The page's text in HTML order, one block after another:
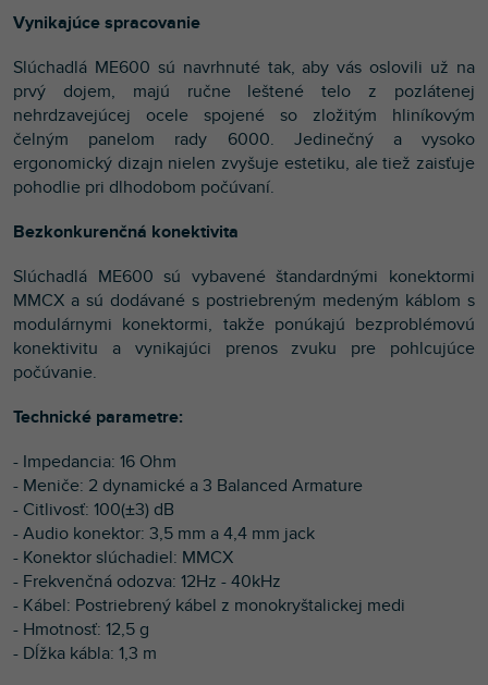
Vynikajúce spracovanie
Slúchadlá ME600 sú navrhnuté tak, aby vás oslovili už na
prvý dojem, majú ručne leštené telo z pozlátenej
nehrdzavejúcej ocele spojené so zložitým hliníkovým
čelným panelom rady 6000. Jedinečný a vysoko
ergonomický dizajn nielen zvyšuje estetiku, ale tiež zaisťuje
pohodlie pri dlhodobom počúvaní.
Bezkonkurenčná konektivita
Slúchadlá ME600 sú vybavené štandardnými konektormi
MMCX a sú dodávané s postriebreným medeným káblom s
modulárnymi konektormi, takže ponúkajú bezproblémovú
konektivitu a vynikajúci prenos zvuku pre pohlcujúce
počúvanie.
Technické parametre:
- Impedancia: 16 Ohm
- Meniče: 2 dynamické a 3 Balanced Armature
- Citlivosť: 100(±3) dB
- Audio konektor: 3,5 mm a 4,4 mm jack
- Konektor slúchadiel: MMCX
- Frekvenčná odozva: 12Hz - 40kHz
- Kábel: Postriebrený kábel z monokryštalickej medi
- Hmotnosť: 12,5 g
- Dĺžka kábla: 1,3 m